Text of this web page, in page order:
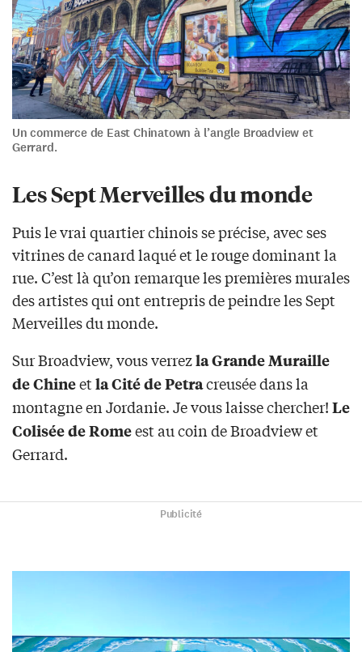
Un commerce de East Chinatown à l’angle Broadview et
Gerrard.
Les Sept Merveilles du monde
Puis le vrai quartier chinois se précise, avec ses
vitrines de canard laqué et le rouge dominant la
rue. C’est là qu’on remarque les premières murales
des artistes qui ont entrepris de peindre les Sept
Merveilles du monde.
Sur Broadview, vous verrezla Grande Muraille
de Chineetla Cité de Petracreusée dans la
montagne en Jordanie. Je vous laisse chercher! Le
Colisée de Romeest au coin de Broadview et
Gerrard.
Publicité